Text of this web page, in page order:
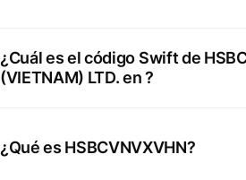
¿Cuál es el código Swift de
(VIETNAM) LTD. en ?
¿Qué es HSBCVNVXVHN?